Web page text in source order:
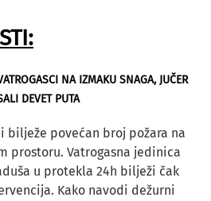
NA IZMAKU SNAGA, JUČER
DEVET PUTA
bilježe povećan broj požara na
prostoru. Vatrogasna jedinica
u protekla 24h bilježi čak
Kako navodi dežurni